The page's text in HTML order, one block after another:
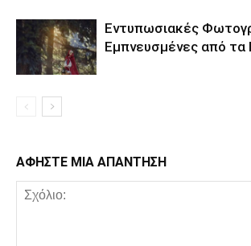
Εντυπωσιακές
Εμπνευσμένες από τα
ΑΦΗΣΤΕ ΜΙΑ ΑΠΑΝΤΗΣΗ